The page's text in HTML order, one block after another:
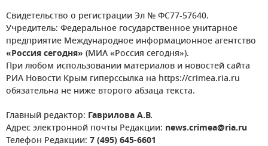
Свидетельство о регистрации Эл № ФС77-57640.
Учредитель: Федеральное государственное унитарное
предприятие Международное информационное агентство
«Россия сегодня» (МИА «Россия сегодня»).
При любом использовании материалов и новостей сайта
РИА Новости Крым гиперссылка на https://crimea.ria.ru
обязательна не ниже второго абзаца текста.
Главный редактор: Гаврилова А.В.
Адрес электронной почты Редакции: news.crimea@ria.ru
Телефон Редакции: 7 (495) 645-6601